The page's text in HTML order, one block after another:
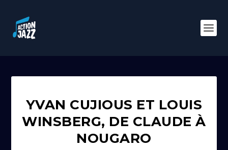
YVAN CUJIOUS ET LOUIS
WINSBERG, DE CLAUDE À
NOUGARO